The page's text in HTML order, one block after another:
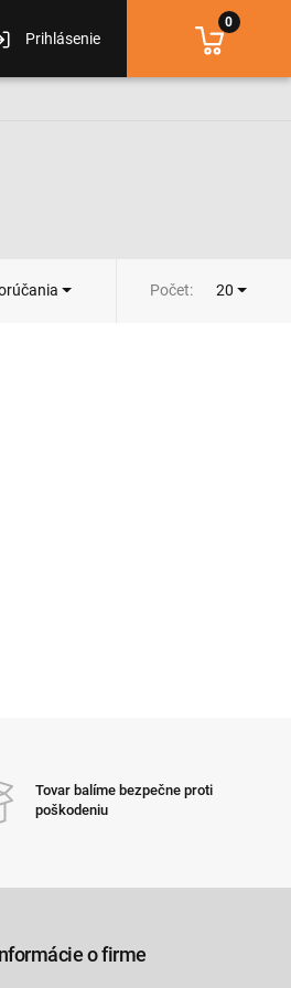
Počet: 20
Tovar balíme bezpečne proti
poškodeniu
o firme
Prihlásenie
0